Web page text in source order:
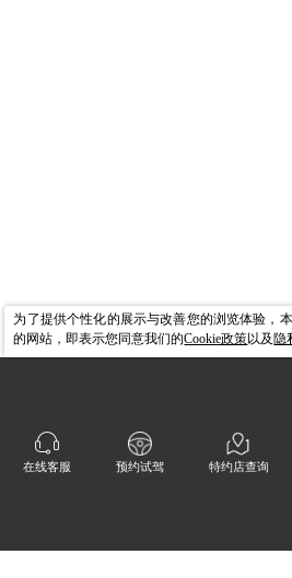
在线客服 预约试驾 特约店查询
为了提供个性化的展示与改善您的浏览体验，
的网站，即表示您同意我们的Cookie政策以及隐